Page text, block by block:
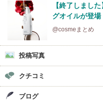
【終了しまし
グオイルが登
@cosmeまとめ
投稿写真
クチコミ
ブログ